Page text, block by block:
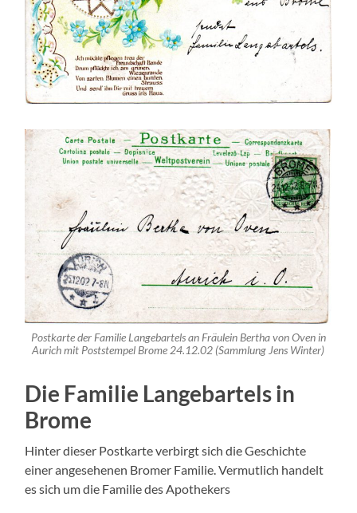
Postkarte der Familie Langebartels an Fräulein Bertha von Oven in
Aurich mit Poststempel Brome 24.12.02 (Sammlung Jens Winter)
Die Familie Langebartels in
Brome
Hinter dieser Postkarte verbirgt sich die Geschichte
einer angesehenen Bromer Familie. Vermutlich handelt
es sich um die Familie des Apothekers